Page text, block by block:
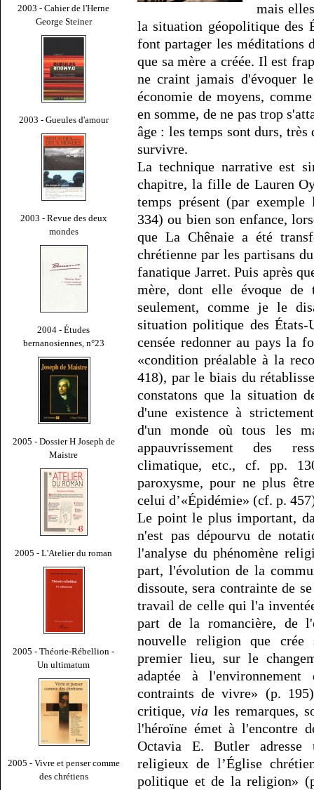
2003 - Cahier de l'Herne
George Steiner
2003 - Gueules d'amour
2003 - Revue des deux
mondes
2004 - Études
bernanosiennes, n°23
2005 - Dossier H Joseph de
Maistre
2005 - L'Atelier du roman
2005 - Théorie-Rébellion -
Un ultimatum
2005 - Vivre et penser comme
des chrétiens
mais
la situation géopolitique des
font partager les méditations
que sa mère a créée. Il est
ne craint jamais d'évoquer
économie de moyens,
en somme, de ne pas trop
âge : les temps sont durs,
survivre.
La technique narrative est
chapitre, la fille de Lauren
temps présent (par
334) ou bien son enfance,
que La Chênaie a été
chrétienne par les partisans
fanatique Jarret. Puis après
mère, dont elle évoque de
seulement, comme je le
situation politique des
censée redonner au pays la
«condition préalable à la
418), par le biais du
constatons que la situation
d'une existence à
d'un monde où tous les
appauvrissement des
climatique, etc., cf. pp.
paroxysme, pour ne plus
celui d’«Épidémie» (cf. p.
Le point le plus important,
n'est pas dépourvu de
l'analyse du phénomène
part, l'évolution de la
dissoute, sera contrainte de
travail de celle qui l'a
part de la romancière, de
nouvelle religion que crée
premier lieu, sur le
adaptée à l'environnement
contraints de vivre» (p.
critique, via les remarques,
l'héroïne émet à l'encontre
Octavia E. Butler adresse
religieux de l’Église
politique et de la religion»